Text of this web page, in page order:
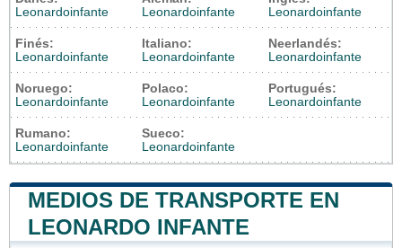
Leonardoinfante
Leonardoinfante
Leonardoinfante
Finés:
Leonardoinfante
Italiano:
Leonardoinfante
Neerlandés:
Leonardoinfante
Noruego:
Leonardoinfante
Polaco:
Leonardoinfante
Portugués:
Leonardoinfante
Rumano:
Leonardoinfante
Sueco:
Leonardoinfante
MEDIOS DE TRANSPORTE EN
LEONARDO INFANTE